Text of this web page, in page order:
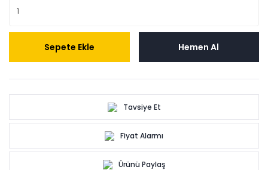
Sepete Ekle Hemen Al
Tavsiye Et
Fiyat Alarmı
Ürünü Paylaş